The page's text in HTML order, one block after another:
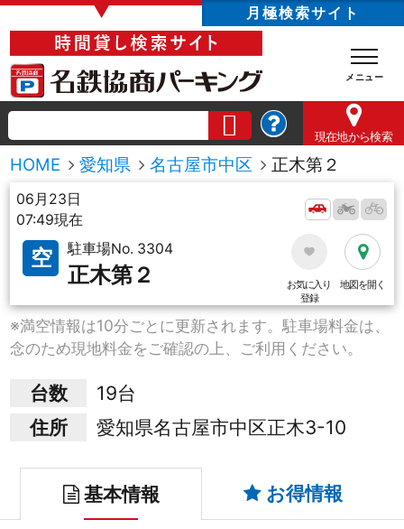
▼ 月極検索サイト
現在地から検索
HOME 愛知県 名古屋市中区 正木第２
06月23日
07:49現在
空 駐車場No. 3304
正木第２
お気に入り
登録
地図を開く
※満空情報は10分ごとに更新されます。駐車場料金は、
念のため現地料金をご確認の上、ご利用ください。
台数
19台
住所
愛知県名古屋市中区正木3-10
基本情報 お得情報